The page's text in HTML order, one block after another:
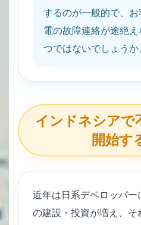
するのが一般的で、
電の故障連絡が途絶
つではないでしょうか
インドネシアで
開始す
近年は日系デベロッパ
の建設・投資が増え、